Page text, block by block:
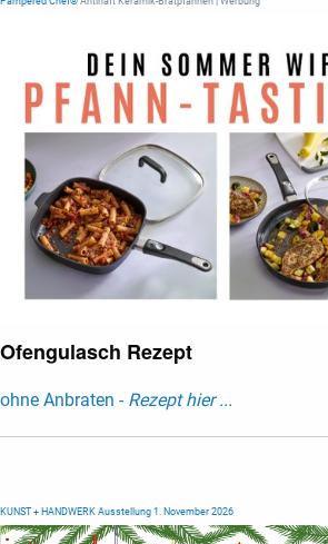
Ofengulasch Rezept
ohne Anbraten - Rezept hier ...
KUNST + HANDWERK Ausstellung 1. November 2026